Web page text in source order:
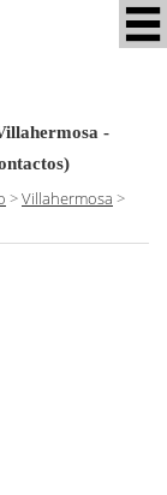
-
>Villahermosa >